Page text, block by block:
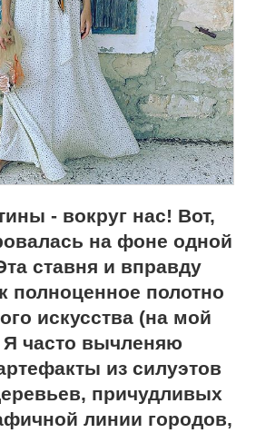
- вокруг нас! Вот,
на фоне одной
ставня и вправду
полноценное полотно
искусства (на мой
Я часто вычленяю
из силуэтов
причудливых
линии городов,